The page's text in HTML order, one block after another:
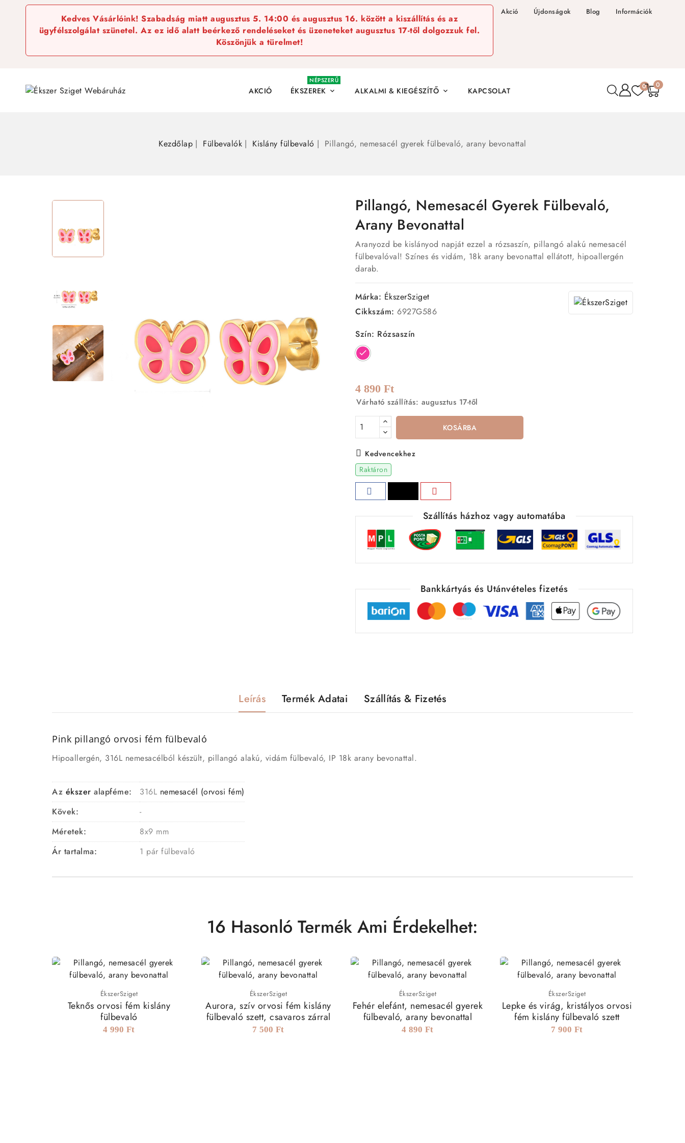
Kedves Vásárlóink! Szabadság miatt augusztus 5. 14:00 és augusztus 16. között a kiszállítás és az
ügyfélszolgálat szünetel. Az ez idő alatt beérkező rendeléseket és üzeneteket augusztus 17-től dolgozzuk fel.
Köszönjük a türelmet!
Akció Újdonságok Blog Információk
AKCIÓ ÉKSZEREK 
NÉPSZERŰ
ALKALMI & KIEGÉSZÍTŐ  KAPCSOLAT 0 0
Kezdőlap Fülbevalók Kislány fülbevaló Pillangó, nemesacél gyerek fülbevaló, arany bevonattal
Pillangó, Nemesacél Gyerek Fülbevaló,
Arany Bevonattal
Aranyozd be kislányod napját ezzel a rózsaszín, pillangó alakú nemesacél
fülbevalóval! Színes és vidám, 18k arany bevonattal ellátott, hipoallergén
darab.
Márka: ÉkszerSziget
Cikkszám: 6927G586
Szín: Rózsaszín
Rózsaszín
4 890 Ft
Várható szállítás: augusztus 17-től
KOSÁRBA
Kedvencekhez
Raktáron
Szállítás házhoz vagy automatába
Bankkártyás és Utánvételes fizetés
Leírás Termék Adatai Szállítás & Fizetés
Pink pillangó orvosi fém fülbevaló
Hipoallergén, 316L nemesacélból készült, pillangó alakú, vidám fülbevaló, IP 18k arany bevonattal.
Az ékszer alapféme: 316L nemesacél (orvosi fém)
Kövek:
-
Méretek:
8x9 mm
Ár tartalma:
1 pár fülbevaló
16 Hasonló Termék Ami Érdekelhet:
ÉkszerSziget
Teknős orvosi fém kislány
fülbevaló
4 990 Ft
ÉkszerSziget
Aurora, szív orvosi fém kislány
fülbevaló szett, csavaros zárral
7 500 Ft
ÉkszerSziget
Fehér elefánt, nemesacél gyerek
fülbevaló, arany bevonattal
4 890 Ft
ÉkszerSziget
Lepke és virág, kristályos orvosi
fém kislány fülbevaló szett
7 900 Ft